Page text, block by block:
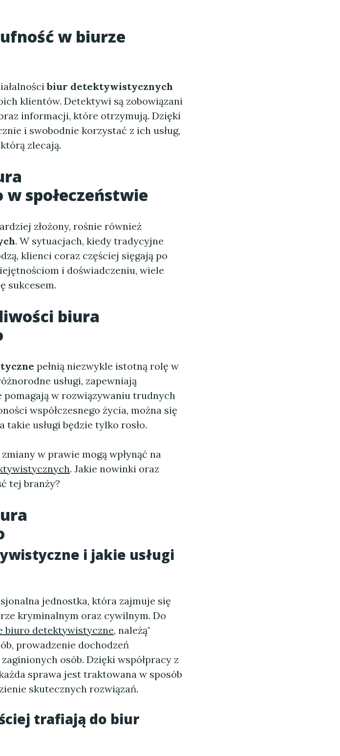
w biurze
biur detektywistycznych
klientów. Detektywi są zobowiązani
informacji, które otrzymują. Dzięki
i swobodnie korzystać z ich usług,
zlecają.
w społeczeństwie
złożony, rośnie również
. W sytuacjach, kiedy tradycyjne
klienci coraz częściej sięgają po
i doświadczeniu, wiele
sukcesem.
biura
pełnią niezwykle istotną rolę w
usługi, zapewniają
pomagają w rozwiązywaniu trudnych
współczesnego życia, można się
takie usługi będzie tylko rosło.
w prawie mogą wpłynąć na
. Jakie nowinki oraz
tej branży?
i jakie usługi
jednostka, która zajmuje się
kryminalnym oraz cywilnym. Do
biuro detektywistyczne, należą"
prowadzenie dochodzeń
osób. Dzięki współpracy z
sprawa jest traktowana w sposób
skutecznych rozwiązań.
trafiają do biur